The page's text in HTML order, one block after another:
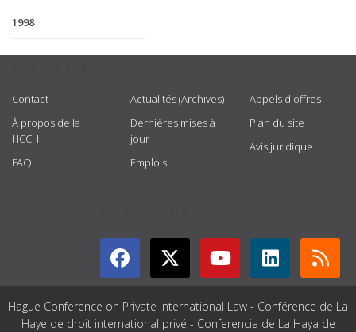
1998
Contact
À propos de la
HCCH
FAQ
Actualités (Archives)
Dernières mises à
jour
Emplois
Appels d'offres
Plan du site
Avis juridique
Hague Conference on Private International Law - Conférence de La
Haye de droit international privé - Conferencia de La Haya de